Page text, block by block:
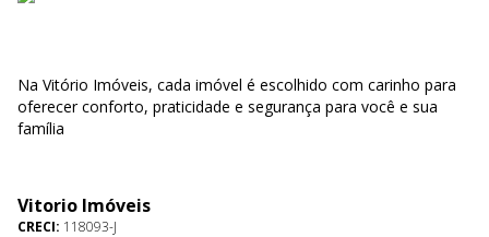
Na Vitório Imóveis, cada imóvel é escolhido com carinho para
oferecer conforto, praticidade e segurança para você e sua
família
Vitorio Imóveis
CRECI: 118093-J